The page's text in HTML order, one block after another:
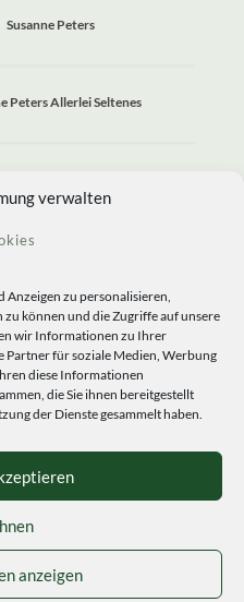
verwalten
Anzeigen zu personalisieren,
können und die Zugriffe auf unsere
wir Informationen zu Ihrer
Partner für soziale Medien, Werbung
diese Informationen
die Sie ihnen bereitgestellt
der Dienste gesammelt haben.
anzeigen
Susanne Peters
Peters Allerlei Seltenes